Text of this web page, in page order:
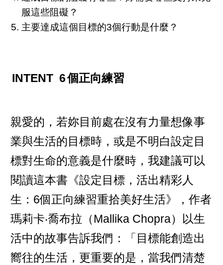
服這些阻礙？
主要達成這個目標的3個行動是什麼？
INTENT 6個正向練習
親愛的，若妳目前處在沒有力量想像事
業與生活的目標時，或是不明白設定目
標對生命的意義是什麼時，我建議可以
閱讀這本書《設定目標，活出精彩人
生：6個正向練習重拾美好生活》，作者
瑪莉卡‧喬布拉（Mallika Chopra）以生
活中的故事告訴我們：「目標能創造出
嚮往的生活，更重要的是，當我們清楚